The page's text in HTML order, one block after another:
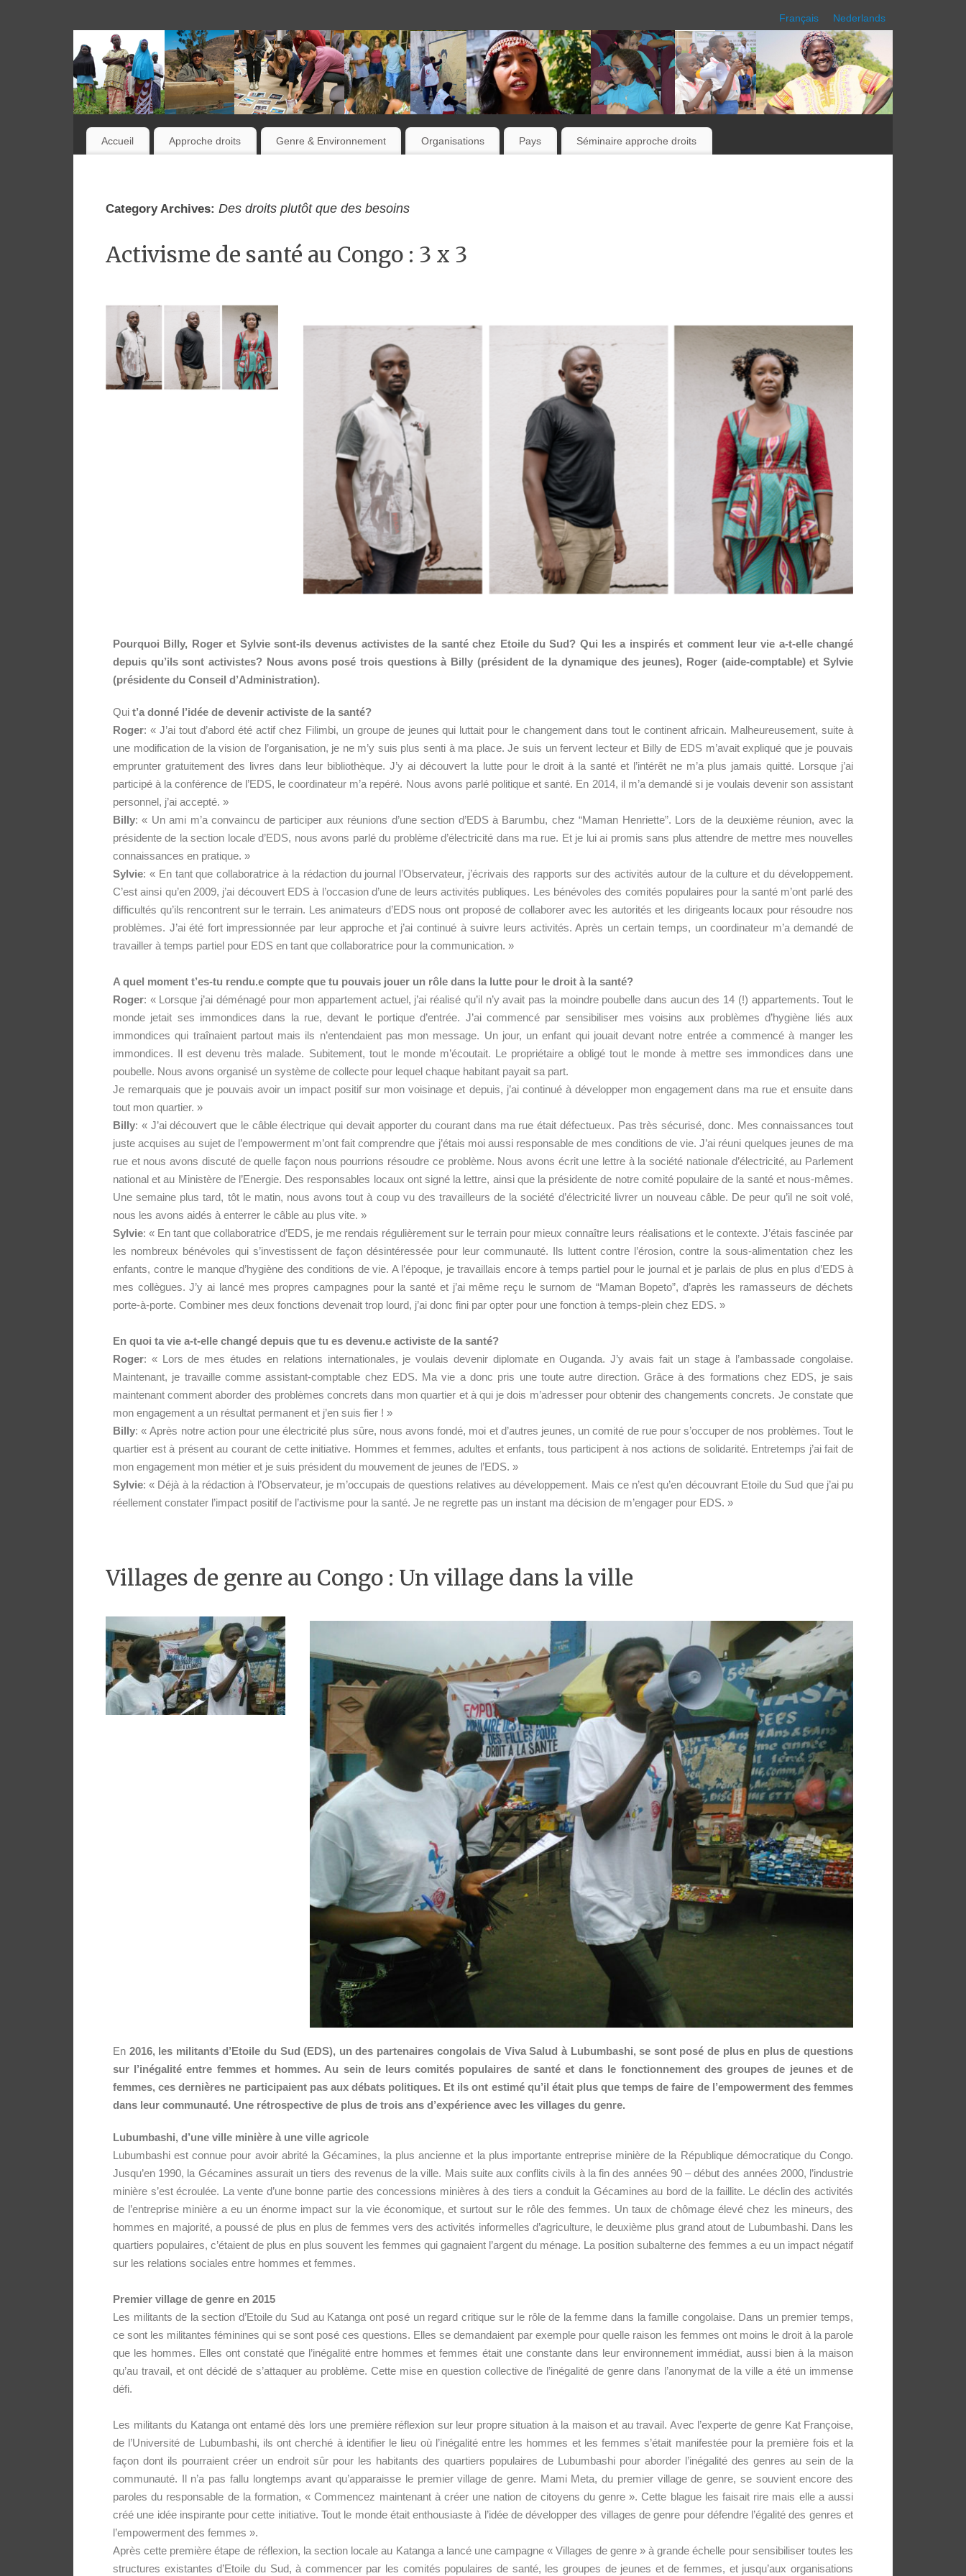
Français Nederlands
Accueil Approche droits Genre & Environnement Organisations Pays Séminaire approche droits
Category Archives: Des droits plutôt que des besoins
Activisme de santé au Congo : 3 x 3
Pourquoi Billy, Roger et Sylvie sont-ils devenus activistes de la santé chez Etoile du Sud? Qui les a inspirés et comment leur vie a-t-elle changé
depuis qu’ils sont activistes? Nous avons posé trois questions à Billy (président de la dynamique des jeunes), Roger (aide-comptable) et Sylvie
(présidente du Conseil d’Administration).
Qui t’a donné l’idée de devenir activiste de la santé?
Roger: « J’ai tout d’abord été actif chez Filimbi, un groupe de jeunes qui luttait pour le changement dans tout le continent africain. Malheureusement, suite à
une modification de la vision de l’organisation, je ne m’y suis plus senti à ma place. Je suis un fervent lecteur et Billy de EDS m’avait expliqué que je pouvais
emprunter gratuitement des livres dans leur bibliothèque. J’y ai découvert la lutte pour le droit à la santé et l’intérêt ne m’a plus jamais quitté. Lorsque j’ai
participé à la conférence de l’EDS, le coordinateur m’a repéré. Nous avons parlé politique et santé. En 2014, il m’a demandé si je voulais devenir son assistant
personnel, j’ai accepté. »
Billy: « Un ami m’a convaincu de participer aux réunions d’une section d’EDS à Barumbu, chez “Maman Henriette”. Lors de la deuxième réunion, avec la
présidente de la section locale d’EDS, nous avons parlé du problème d’électricité dans ma rue. Et je lui ai promis sans plus attendre de mettre mes nouvelles
connaissances en pratique. »
Sylvie: « En tant que collaboratrice à la rédaction du journal l’Observateur, j’écrivais des rapports sur des activités autour de la culture et du développement.
C’est ainsi qu’en 2009, j’ai découvert EDS à l’occasion d’une de leurs activités publiques. Les bénévoles des comités populaires pour la santé m’ont parlé des
difficultés qu’ils rencontrent sur le terrain. Les animateurs d’EDS nous ont proposé de collaborer avec les autorités et les dirigeants locaux pour résoudre nos
problèmes. J’ai été fort impressionnée par leur approche et j’ai continué à suivre leurs activités. Après un certain temps, un coordinateur m’a demandé de
travailler à temps partiel pour EDS en tant que collaboratrice pour la communication. »
A quel moment t’es-tu rendu.e compte que tu pouvais jouer un rôle dans la lutte pour le droit à la santé?
Roger: « Lorsque j’ai déménagé pour mon appartement actuel, j’ai réalisé qu’il n’y avait pas la moindre poubelle dans aucun des 14 (!) appartements. Tout le
monde jetait ses immondices dans la rue, devant le portique d’entrée. J’ai commencé par sensibiliser mes voisins aux problèmes d’hygiène liés aux
immondices qui traînaient partout mais ils n’entendaient pas mon message. Un jour, un enfant qui jouait devant notre entrée a commencé à manger les
immondices. Il est devenu très malade. Subitement, tout le monde m’écoutait. Le propriétaire a obligé tout le monde à mettre ses immondices dans une
poubelle. Nous avons organisé un système de collecte pour lequel chaque habitant payait sa part.
Je remarquais que je pouvais avoir un impact positif sur mon voisinage et depuis, j’ai continué à développer mon engagement dans ma rue et ensuite dans
tout mon quartier. »
Billy: « J’ai découvert que le câble électrique qui devait apporter du courant dans ma rue était défectueux. Pas très sécurisé, donc. Mes connaissances tout
juste acquises au sujet de l’empowerment m’ont fait comprendre que j’étais moi aussi responsable de mes conditions de vie. J’ai réuni quelques jeunes de ma
rue et nous avons discuté de quelle façon nous pourrions résoudre ce problème. Nous avons écrit une lettre à la société nationale d’électricité, au Parlement
national et au Ministère de l’Energie. Des responsables locaux ont signé la lettre, ainsi que la présidente de notre comité populaire de la santé et nous-mêmes.
Une semaine plus tard, tôt le matin, nous avons tout à coup vu des travailleurs de la société d’électricité livrer un nouveau câble. De peur qu’il ne soit volé,
nous les avons aidés à enterrer le câble au plus vite. »
Sylvie: « En tant que collaboratrice d’EDS, je me rendais régulièrement sur le terrain pour mieux connaître leurs réalisations et le contexte. J’étais fascinée par
les nombreux bénévoles qui s’investissent de façon désintéressée pour leur communauté. Ils luttent contre l’érosion, contre la sous-alimentation chez les
enfants, contre le manque d’hygiène des conditions de vie. A l’époque, je travaillais encore à temps partiel pour le journal et je parlais de plus en plus d’EDS à
mes collègues. J’y ai lancé mes propres campagnes pour la santé et j’ai même reçu le surnom de “Maman Bopeto”, d’après les ramasseurs de déchets
porte-à-porte. Combiner mes deux fonctions devenait trop lourd, j’ai donc fini par opter pour une fonction à temps-plein chez EDS. »
En quoi ta vie a-t-elle changé depuis que tu es devenu.e activiste de la santé?
Roger: « Lors de mes études en relations internationales, je voulais devenir diplomate en Ouganda. J’y avais fait un stage à l’ambassade congolaise.
Maintenant, je travaille comme assistant-comptable chez EDS. Ma vie a donc pris une toute autre direction. Grâce à des formations chez EDS, je sais
maintenant comment aborder des problèmes concrets dans mon quartier et à qui je dois m’adresser pour obtenir des changements concrets. Je constate que
mon engagement a un résultat permanent et j’en suis fier ! »
Billy: « Après notre action pour une électricité plus sûre, nous avons fondé, moi et d’autres jeunes, un comité de rue pour s’occuper de nos problèmes. Tout le
quartier est à présent au courant de cette initiative. Hommes et femmes, adultes et enfants, tous participent à nos actions de solidarité. Entretemps j’ai fait de
mon engagement mon métier et je suis président du mouvement de jeunes de l’EDS. »
Sylvie: « Déjà à la rédaction à l’Observateur, je m’occupais de questions relatives au développement. Mais ce n’est qu’en découvrant Etoile du Sud que j’ai pu
réellement constater l’impact positif de l’activisme pour la santé. Je ne regrette pas un instant ma décision de m’engager pour EDS. »
Villages de genre au Congo : Un village dans la ville
En 2016, les militants d’Etoile du Sud (EDS), un des partenaires congolais de Viva Salud à Lubumbashi, se sont posé de plus en plus de questions
sur l’inégalité entre femmes et hommes. Au sein de leurs comités populaires de santé et dans le fonctionnement des groupes de jeunes et de
femmes, ces dernières ne participaient pas aux débats politiques. Et ils ont estimé qu’il était plus que temps de faire de l’empowerment des femmes
dans leur communauté. Une rétrospective de plus de trois ans d’expérience avec les villages du genre.
Lubumbashi, d’une ville minière à une ville agricole
Lubumbashi est connue pour avoir abrité la Gécamines, la plus ancienne et la plus importante entreprise minière de la République démocratique du Congo.
Jusqu’en 1990, la Gécamines assurait un tiers des revenus de la ville. Mais suite aux conflits civils à la fin des années 90 – début des années 2000, l’industrie
minière s’est écroulée. La vente d’une bonne partie des concessions minières à des tiers a conduit la Gécamines au bord de la faillite. Le déclin des activités
de l’entreprise minière a eu un énorme impact sur la vie économique, et surtout sur le rôle des femmes. Un taux de chômage élevé chez les mineurs, des
hommes en majorité, a poussé de plus en plus de femmes vers des activités informelles d’agriculture, le deuxième plus grand atout de Lubumbashi. Dans les
quartiers populaires, c’étaient de plus en plus souvent les femmes qui gagnaient l’argent du ménage. La position subalterne des femmes a eu un impact négatif
sur les relations sociales entre hommes et femmes.
Premier village de genre en 2015
Les militants de la section d’Etoile du Sud au Katanga ont posé un regard critique sur le rôle de la femme dans la famille congolaise. Dans un premier temps,
ce sont les militantes féminines qui se sont posé ces questions. Elles se demandaient par exemple pour quelle raison les femmes ont moins le droit à la parole
que les hommes. Elles ont constaté que l’inégalité entre hommes et femmes était une constante dans leur environnement immédiat, aussi bien à la maison
qu’au travail, et ont décidé de s’attaquer au problème. Cette mise en question collective de l’inégalité de genre dans l’anonymat de la ville a été un immense
défi.
Les militants du Katanga ont entamé dès lors une première réflexion sur leur propre situation à la maison et au travail. Avec l’experte de genre Kat Françoise,
de l’Université de Lubumbashi, ils ont cherché à identifier le lieu où l’inégalité entre les hommes et les femmes s’était manifestée pour la première fois et la
façon dont ils pourraient créer un endroit sûr pour les habitants des quartiers populaires de Lubumbashi pour aborder l’inégalité des genres au sein de la
communauté. Il n’a pas fallu longtemps avant qu’apparaisse le premier village de genre. Mami Meta, du premier village de genre, se souvient encore des
paroles du responsable de la formation, « Commencez maintenant à créer une nation de citoyens du genre ». Cette blague les faisait rire mais elle a aussi
créé une idée inspirante pour cette initiative. Tout le monde était enthousiaste à l’idée de développer des villages de genre pour défendre l’égalité des genres et
l’empowerment des femmes ».
Après cette première étape de réflexion, la section locale au Katanga a lancé une campagne « Villages de genre » à grande échelle pour sensibiliser toutes les
structures existantes d’Etoile du Sud, à commencer par les comités populaires de santé, les groupes de jeunes et de femmes, et jusqu’aux organisations